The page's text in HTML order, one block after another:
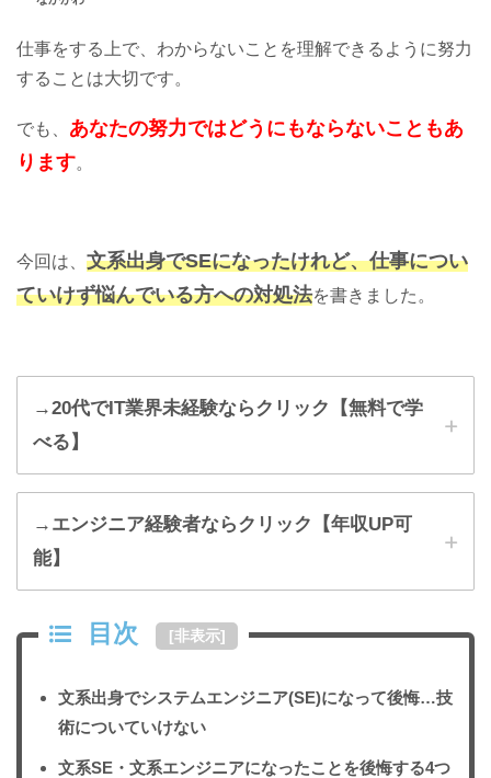
仕事をする上で、わからないことを理解できるように努力
することは大切です。
でも、 あなたの努力ではどうにもならないこともあ
ります。
今回は、 文系出身でSEになったけれど、仕事につい
ていけず悩んでいる方への対処法を書きました。
→20代でIT業界未経験ならクリック【無料で学
べる】
ウズキャ
リIT
無料で
プログラミング言語も学べます…!!!
→エンジニア経験者ならクリック【年収UP可
能】
マイナビIT AGENT
目次 [非表示]
文系出身でシステムエンジニア(SE)になって後悔…技
術についていけない
文系SE・文系エンジニアになったことを後悔する4つ